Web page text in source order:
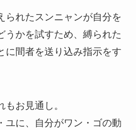
られたスンニャンが自分を
うかを試すため、縛られた
に間者を送り込み指示をす
もお見通し。
ユに、自分がワン・ゴの動